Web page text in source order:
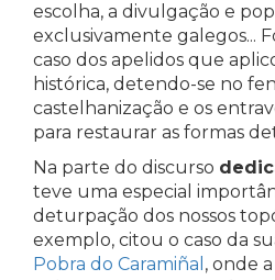
escolha, a divulgação e
exclusivamente galegos...
caso dos apelidos que
histórica, detendo-se no
castelhanização e os
para restaurar as formas
Na parte do discurso
teve uma especial
deturpação dos nossos
exemplo, citou o caso da
Pobra do Caramiñal , onde